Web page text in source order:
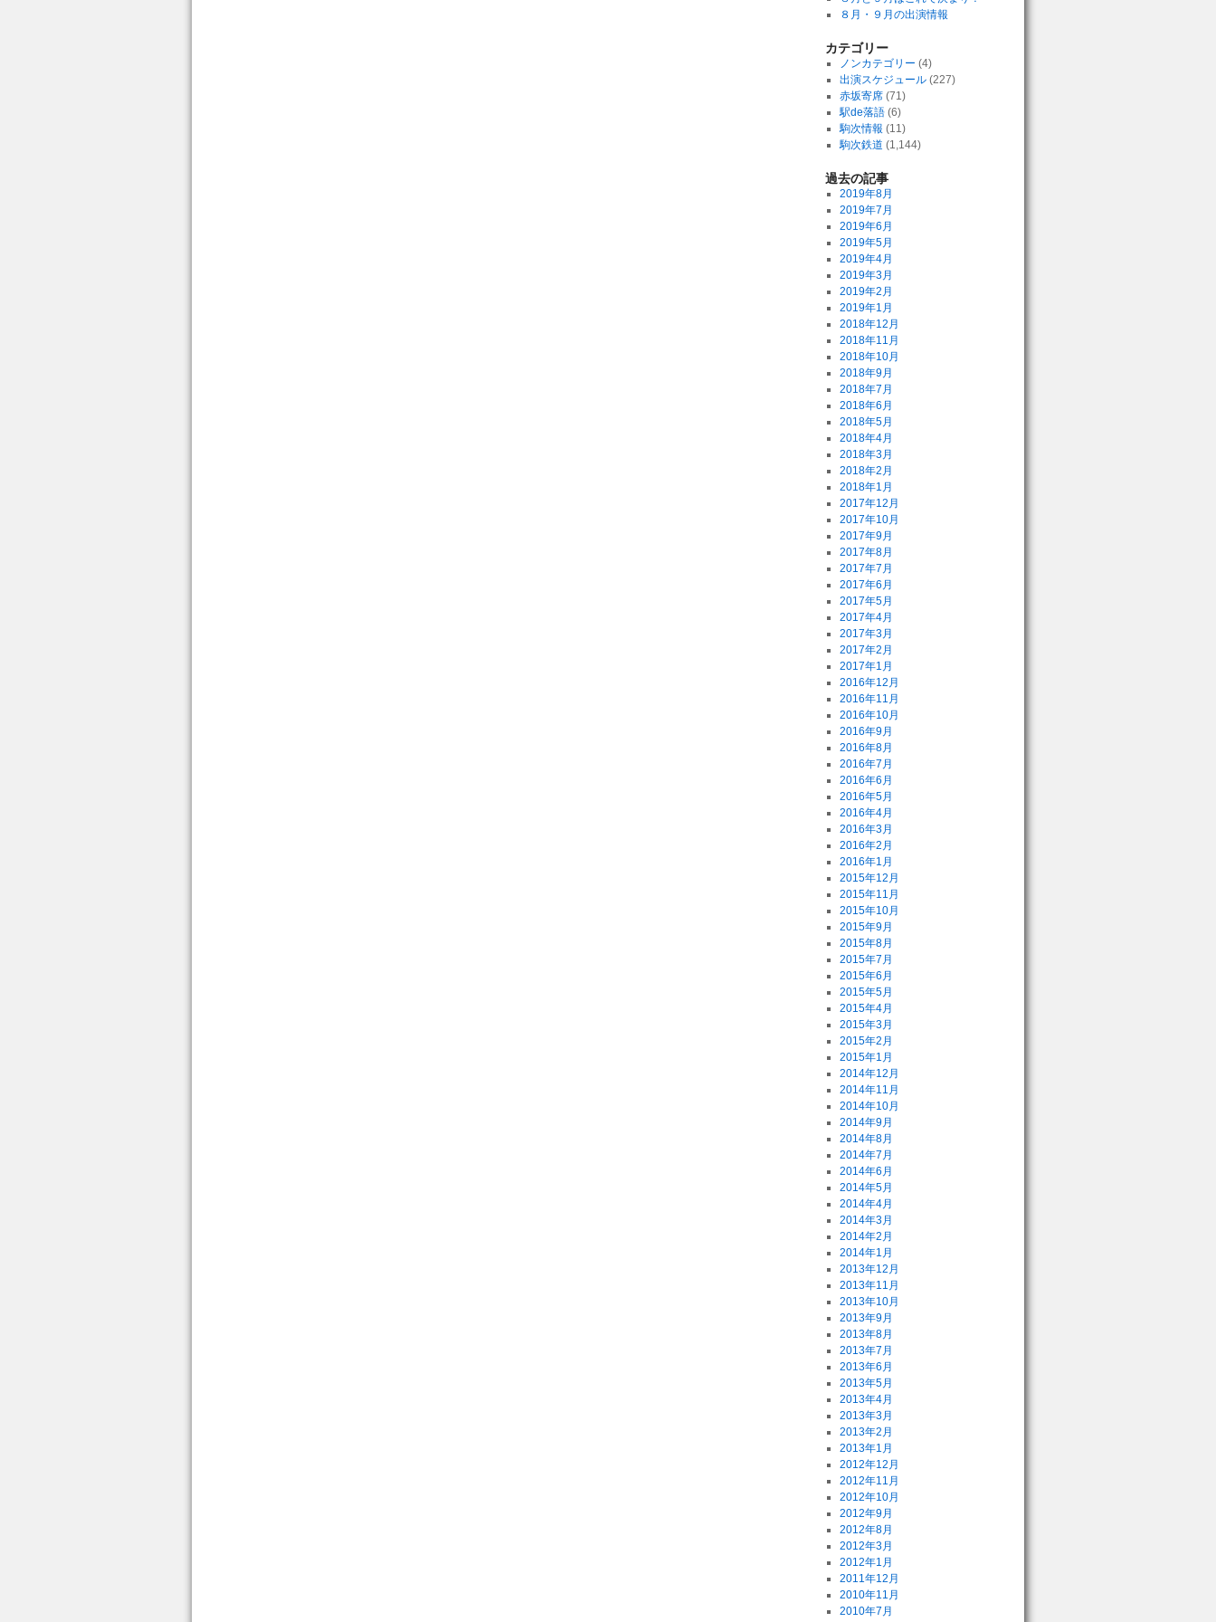
８月・９月の出演情報
カテゴリー
ノンカテゴリー (4)
出演スケジュール(227)
赤坂寄席(71)
駅de落語(6)
駒次情報 (11)
駒次鉄道 (1,144)
過去の記事
2019年8月
2019年7月
2019年6月
2019年5月
2019年4月
2019年3月
2019年2月
2019年1月
2018年12月
2018年11月
2018年10月
2018年9月
2018年7月
2018年6月
2018年5月
2018年4月
2018年3月
2018年2月
2018年1月
2017年12月
2017年10月
2017年9月
2017年8月
2017年7月
2017年6月
2017年5月
2017年4月
2017年3月
2017年2月
2017年1月
2016年12月
2016年11月
2016年10月
2016年9月
2016年8月
2016年7月
2016年6月
2016年5月
2016年4月
2016年3月
2016年2月
2016年1月
2015年12月
2015年11月
2015年10月
2015年9月
2015年8月
2015年7月
2015年6月
2015年5月
2015年4月
2015年3月
2015年2月
2015年1月
2014年12月
2014年11月
2014年10月
2014年9月
2014年8月
2014年7月
2014年6月
2014年5月
2014年4月
2014年3月
2014年2月
2014年1月
2013年12月
2013年11月
2013年10月
2013年9月
2013年8月
2013年7月
2013年6月
2013年5月
2013年4月
2013年3月
2013年2月
2013年1月
2012年12月
2012年11月
2012年10月
2012年9月
2012年8月
2012年3月
2012年1月
2011年12月
2010年11月
2010年7月